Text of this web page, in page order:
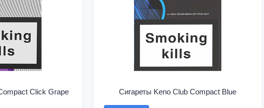
Click Grape Сигареты Keno Club Compact Blue